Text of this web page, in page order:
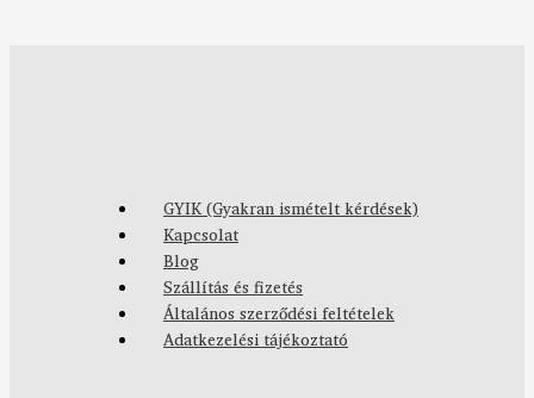
GYIK (Gyakran ismételt kérdések)
Kapcsolat
Blog
Szállítás és fizetés
Általános szerződési feltételek
Adatkezelési tájékoztató